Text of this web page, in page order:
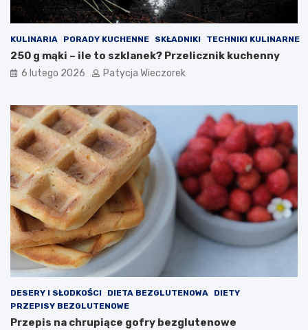
KULINARIA PORADY KUCHENNE SKŁADNIKI TECHNIKI KULINARNE
250 g mąki – ile to szklanek? Przelicznik kuchenny
6 lutego 2026 Patycja Wieczorek
DESERY I SŁODKOŚCI DIETA BEZGLUTENOWA
DIETY
PRZEPISY BEZGLUTENOWE
Przepis na chrupiące gofry bezglutenowe